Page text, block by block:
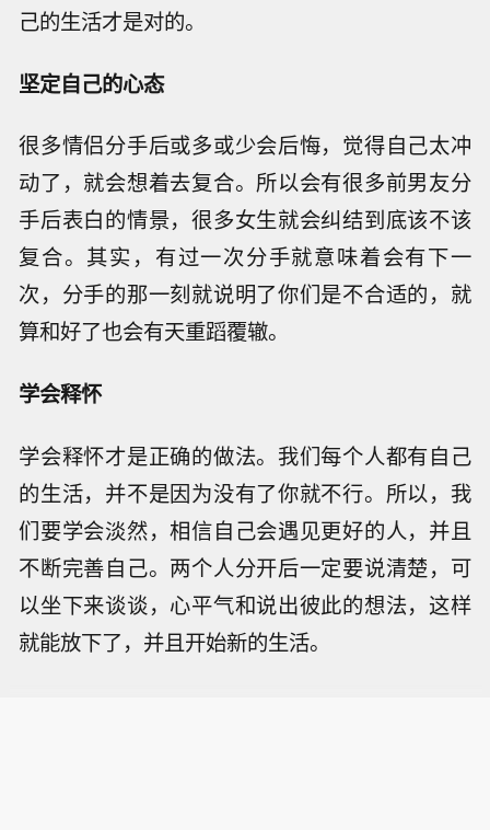
己的生活才是对的。
坚定自己的心态
很多情侣分手后或多或少会后悔，觉得自己太冲
动了，就会想着去复合。所以会有很多前男友分
手后表白的情景，很多女生就会纠结到底该不该
复合。其实，有过一次分手就意味着会有下一
次，分手的那一刻就说明了你们是不合适的，就
算和好了也会有天重蹈覆辙。
学会释怀
学会释怀才是正确的做法。我们每个人都有自己
的生活，并不是因为没有了你就不行。所以，我
们要学会淡然，相信自己会遇见更好的人，并且
不断完善自己。两个人分开后一定要说清楚，可
以坐下来谈谈，心平气和说出彼此的想法，这样
就能放下了，并且开始新的生活。